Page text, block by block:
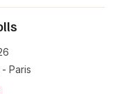
Paris